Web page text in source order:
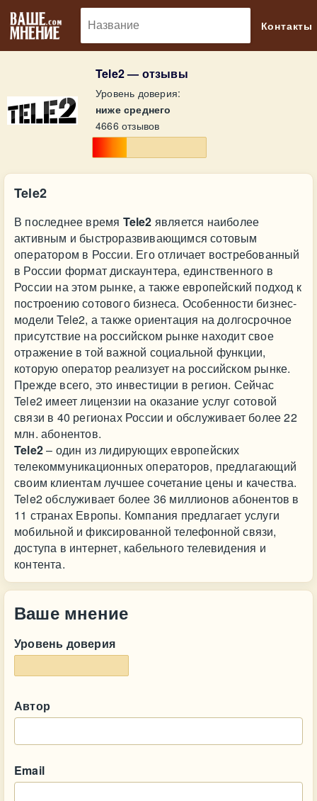
Контакты
Tele2 — отзывы
Уровень доверия:
ниже среднего
4666 отзывов
Tele2
В последнее время Tele2 является наиболее
активным и быстроразвивающимся сотовым
оператором в России. Его отличает востребованный
в России формат дискаунтера, единственного в
России на этом рынке, а также европейский подход к
построению сотового бизнеса. Особенности бизнес-
модели Tele2, а также ориентация на долгосрочное
присутствие на российском рынке находит свое
отражение в той важной социальной функции,
которую оператор реализует на российском рынке.
Прежде всего, это инвестиции в регион. Сейчас
Tele2 имеет лицензии на оказание услуг сотовой
связи в 40 регионах России и обслуживает более 22
млн. абонентов.
Tele2– один из лидирующих европейских
телекоммуникационных операторов, предлагающий
своим клиентам лучшее сочетание цены и качества.
Tele2 обслуживает более 36 миллионов абонентов в
11 странах Европы. Компания предлагает услуги
мобильной и фиксированной телефонной связи,
доступа в интернет, кабельного телевидения и
контента.
Ваше мнение
Уровень доверия
Автор
Email